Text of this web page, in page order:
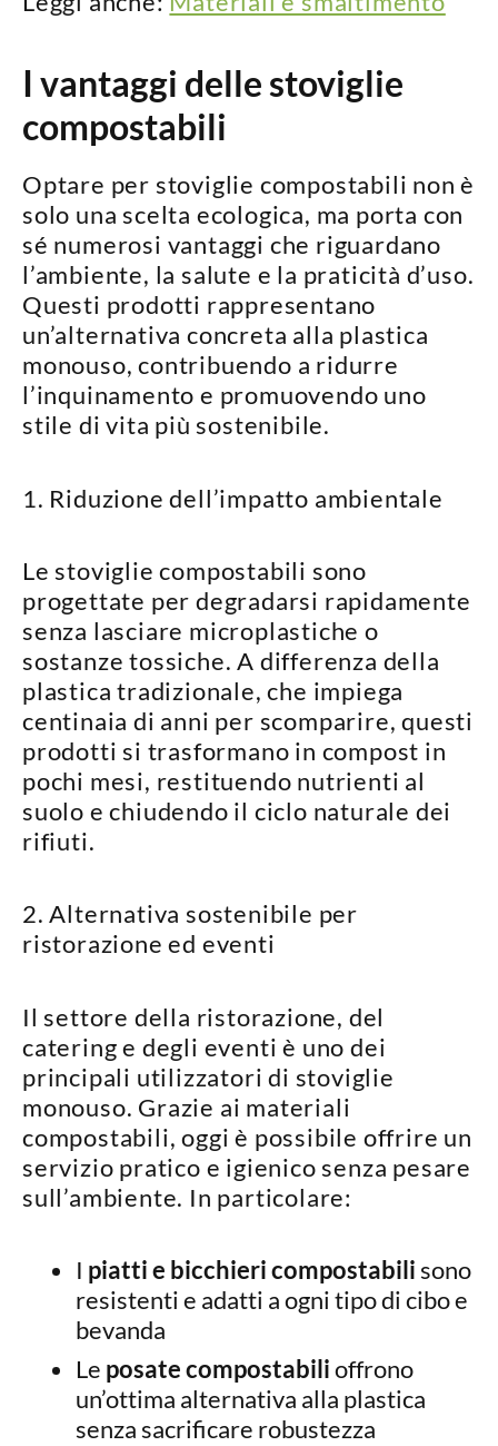
I vantaggi delle stoviglie
compostabili
Optare per stoviglie compostabili non è
solo una scelta ecologica, ma porta con
sé numerosi vantaggi che riguardano
l’ambiente, la salute e la praticità d’uso.
Questi prodotti rappresentano
un’alternativa concreta alla plastica
monouso, contribuendo a ridurre
l’inquinamento e promuovendo uno
stile di vita più sostenibile.
1. Riduzione dell’impatto ambientale
Le stoviglie compostabili sono
progettate perdegradarsi rapidamente
senza lasciare microplastiche o
sostanze tossiche. A differenza della
plastica tradizionale, che impiega
centinaia di anni per scomparire, questi
prodotti si trasformano in compost in
pochi mesi, restituendo nutrienti al
suolo e chiudendo il ciclo naturale dei
rifiuti.
2. Alternativa sostenibile per
ristorazione ed eventi
Il settore della ristorazione, del
catering e degli eventi è uno dei
principali utilizzatori di stoviglie
monouso. Grazie ai materiali
compostabili, oggi è possibile offrire un
servizio pratico e igienicosenza pesare
sull’ambiente. In particolare:
I piatti e bicchieri compostabilisono
resistenti e adatti a ogni tipo di cibo e
bevanda
Le posate compostabilioffrono
un’ottima alternativa alla plastica
senza sacrificare robustezza